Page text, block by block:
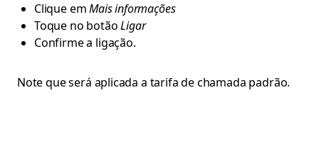
Clique emMais informações
Toque no botãoLigar
Confirme a ligação.
Note que será aplicada a tarifa de chamada padrão.